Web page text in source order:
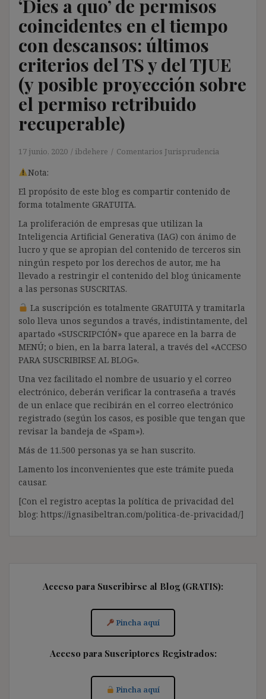
‘Dies a quo’ de permisos
coincidentes en el tiempo
con descansos: últimos
criterios del TS y del TJUE
(y posible proyección sobre
el permiso retribuido
recuperable)
17 junio, 2020 ibdehere Comentarios Jurisprudencia
Nota:
El propósito de este blog es compartir contenido de
forma totalmente GRATUITA.
La proliferación de empresas que utilizan la
Inteligencia Artificial Generativa (IAG) con ánimo de
lucro y que se apropian del contenido de terceros sin
ningún respeto por los derechos de autor, me ha
llevado a restringir el contenido del blog únicamente
a las personas SUSCRITAS.
La suscripción es totalmente GRATUITA y tramitarla
solo lleva unos segundos a través, indistintamente, del
apartado «SUSCRIPCIÓN» que aparece en la barra de
MENÚ; o bien, en la barra lateral, a través del «ACCESO
PARA SUSCRIBIRSE AL BLOG».
Una vez facilitado el nombre de usuario y el correo
electrónico, deberán verificar la contraseña a través
de un enlace que recibirán en el correo electrónico
registrado (según los casos, es posible que tengan que
revisar la bandeja de «Spam»).
Más de 11.500 personas ya se han suscrito.
Lamento los inconvenientes que este trámite pueda
causar.
[Con el registro aceptas la política de privacidad del
blog: https://ignasibeltran.com/politica-de-privacidad/]
Acceso para Suscribirse al Blog (GRATIS):
Pincha aquí
Acceso para Suscriptores Registrados:
Pincha aquí